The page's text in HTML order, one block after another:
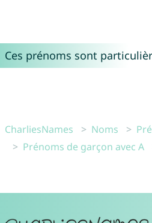
Ces prénoms sont
CharliesNames Noms
Prénoms de garçon avec A